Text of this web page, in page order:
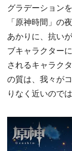
グラデーション
「原神時間」の
あかりに、抗い
ブキャラクター
されるキャラク
の質は、我々が
りなく近いので